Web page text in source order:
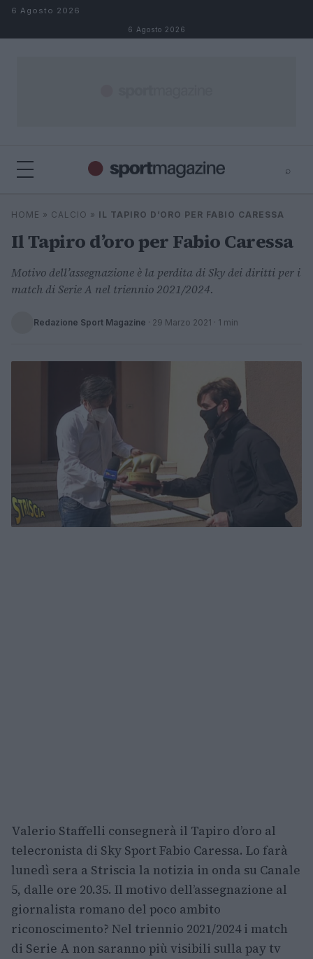
Salta al contenuto
6 Agosto 2026
6 Agosto 2026
⌕
Cerca
⌕
HOME » CALCIO » IL TAPIRO D’ORO PER FABIO CARESSA
Il Tapiro d’oro per Fabio Caressa
Motivo dell’assegnazione è la perdita di Sky dei diritti per i
match di Serie A nel triennio 2021/2024.
Redazione Sport Magazine · 29 Marzo 2021 · 1 min
Valerio Staffelli consegnerà il Tapiro d’oro al
telecronista di Sky Sport Fabio Caressa. Lo farà
lunedì sera a Striscia la notizia in onda su Canale
5, dalle ore 20.35. Il motivo dell’assegnazione al
giornalista romano del poco ambito
riconoscimento? Nel triennio 2021/2024 i match
di Serie A non saranno più visibili sulla pay tv